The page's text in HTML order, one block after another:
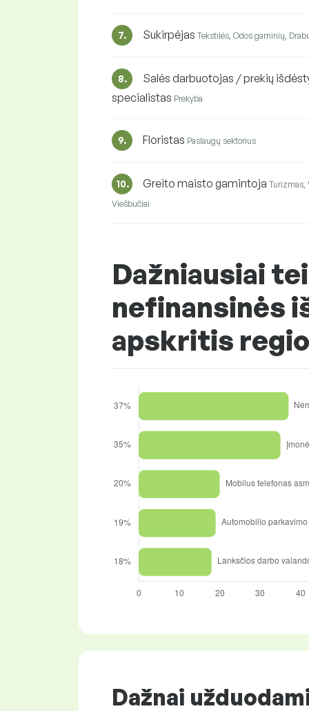
7. Sukirpėjas Tekstilės, Odos gaminių,
8.
Salės darbuotojas / prekių
specialistas Prekyba
9. Floristas Paslaugų sektorius
10. Greito maisto gamintoja Turizmas,
Viešbučiai
Dažniausiai
nefinansinės
apskritis
Dažnai